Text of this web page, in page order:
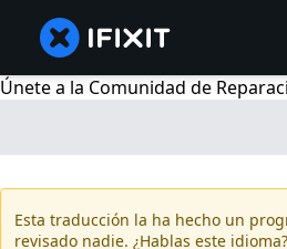
Únete a la Comunidad de
Esta traducción la ha hecho un
revisado nadie. ¿Hablas este idioma?